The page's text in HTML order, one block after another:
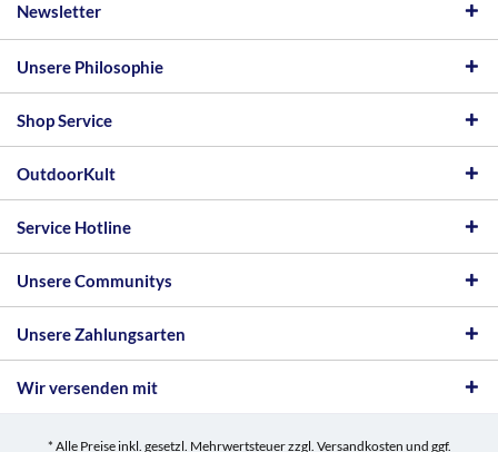
Newsletter
Unsere Philosophie
Shop Service
OutdoorKult
Service Hotline
Unsere Communitys
Unsere Zahlungsarten
Wir versenden mit
* Alle Preise inkl. gesetzl. Mehrwertsteuer zzgl. Versandkosten und ggf.